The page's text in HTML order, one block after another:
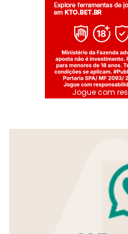
Jogue com